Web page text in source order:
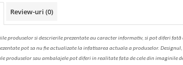
Review-uri (0)
produselorsidescrierileprezentate au caracter informativ, si pot diferi fată
pot sa nu fie actualizate la infatisarea actuala a produselor.
produselor sau ambalajele pot diferi in realitate fata de cele din imaginile